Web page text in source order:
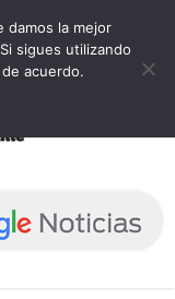
damos la mejor
sigues utilizando
acuerdo.